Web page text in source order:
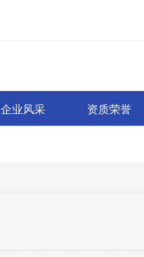
企业风采 资质荣誉